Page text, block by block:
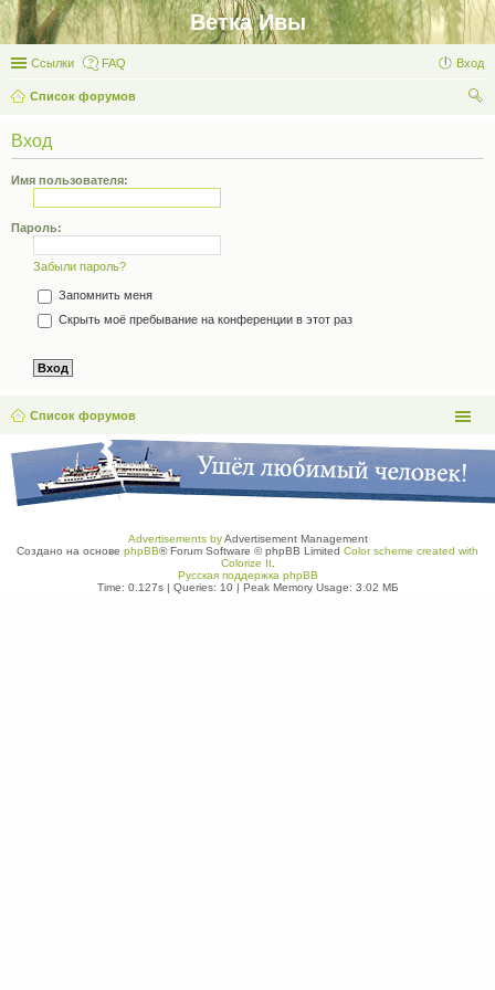
Ветка Ивы
Ссылки FAQ Вход
Список форумов
Вход
Имя пользователя:
Пароль:
Забыли пароль?
Запомнить меня
Скрыть моё пребывание на конференции в этот раз
Список форумов
Advertisements byAdvertisement Management
Создано на основе phpBB® Forum Software © phpBB Limited Color scheme created with
Colorize It.
Русская поддержка phpBB
Time: 0.127s| Queries: 10| Peak Memory Usage: 3.02 МБ